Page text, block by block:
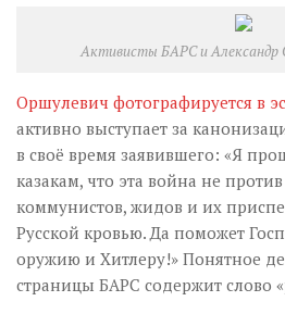
Активисты БАРС и Александр
Оршулевич фотографируется в
активно выступает за
в своё время заявившего: «Я
казакам, что эта война не
коммунистов, жидов и их
Русской кровью. Да поможет
оружию и Хитлеру!» Понятное
страницы БАРС содержит слово